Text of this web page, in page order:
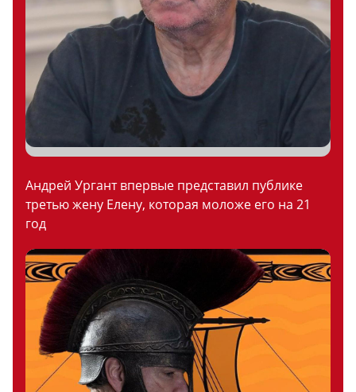
Андрей Ургант впервые представил публике
третью жену Елену, которая моложе его на 21
год